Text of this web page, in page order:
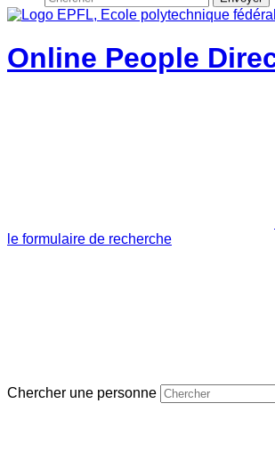
Online People
le formulaire de recherche
Chercher une personne